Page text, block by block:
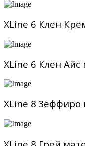
XLine 6 Клен
XLine 6 Клен
XLine 8 Зеффиро